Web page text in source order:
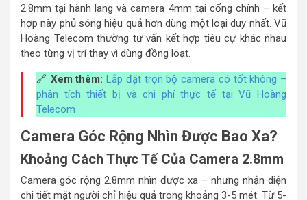
2.8mm tại hành lang và camera 4mm tại cổng chính – kết
hợp này phủ sóng hiệu quả hơn dùng một loại duy nhất. Vũ
Hoàng Telecom thường tư vấn kết hợp tiêu cự khác nhau
theo từng vị trí thay vì dùng đồng loạt.
🔗 Xem thêm: Lắp đặt trọn bộ camera có tốt không –
phân tích thiết bị và chi phí thực tế tại Vũ Hoàng
Telecom
Camera Góc Rộng Nhìn Được Bao Xa?
Khoảng Cách Thực Tế Của Camera 2.8mm
Camera góc rộng 2.8mm nhìn được xa – nhưng nhận diện
chi tiết mặt người chỉ hiệu quả trong khoảng 3-5 mét. Từ 5-